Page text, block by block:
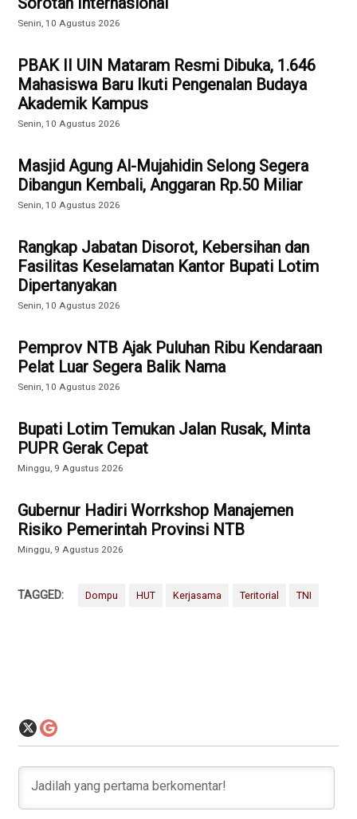
Senin, 10 Agustus 2026
PBAK II UIN Mataram Resmi Dibuka, 1.646
Mahasiswa Baru Ikuti Pengenalan Budaya
Akademik Kampus
Senin, 10 Agustus 2026
Masjid Agung Al-Mujahidin Selong Segera
Dibangun Kembali, Anggaran Rp.50 Miliar
Senin, 10 Agustus 2026
Rangkap Jabatan Disorot, Kebersihan dan
Fasilitas Keselamatan Kantor Bupati Lotim
Dipertanyakan
Senin, 10 Agustus 2026
Pemprov NTB Ajak Puluhan Ribu Kendaraan
Pelat Luar Segera Balik Nama
Senin, 10 Agustus 2026
Bupati Lotim Temukan Jalan Rusak, Minta
PUPR Gerak Cepat
Minggu, 9 Agustus 2026
Gubernur Hadiri Worrkshop Manajemen
Risiko Pemerintah Provinsi NTB
Minggu, 9 Agustus 2026
TAGGED: Dompu HUT Kerjasama Teritorial TNI